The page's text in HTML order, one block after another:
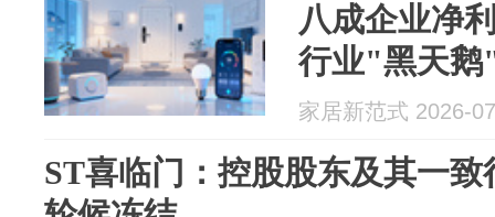
八成企业净
行业"黑天
家居新范式 2026-
ST喜临门：控股股东及其一